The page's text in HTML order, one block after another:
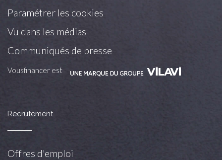
Paramétrer les cookies
Vu dans les médias
Communiqués de presse
Vousfinancer est
Recrutement
Offres d'emploi